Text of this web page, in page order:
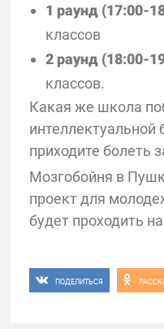
1 раунд (17:00-
классов
2 раунд (18:00-
классов.
Какая же школа
интеллектуальной
приходите болеть
Мозгобойня в
проект для
будет проходить
ПОДЕЛИТЬСЯ